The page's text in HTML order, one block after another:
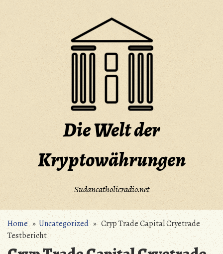
to
Die Welt der
Kryptowährungen
Sudancatholicradio.net
Home»Uncategorized» Cryp Trade Capital Cryetrade
Testbericht